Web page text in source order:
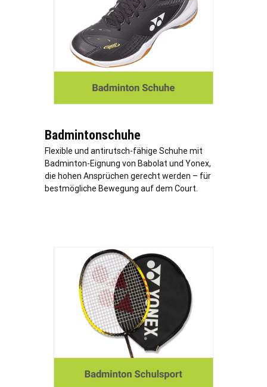
Badmintonschuhe
Flexible und antirutsch-fähige Schuhe mit
Badminton-Eignung von Babolat und Yonex,
die hohen Ansprüchen gerecht werden – für
bestmögliche Bewegung auf dem Court.